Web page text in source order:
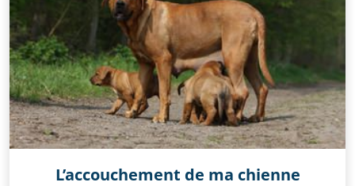
L’accouchement de ma chienne